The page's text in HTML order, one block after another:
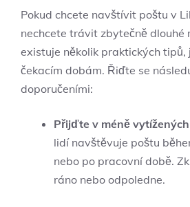
Pokud chcete navštívit poštu v
nechcete trávit zbytečně dlouhé
existuje několik praktických tipů,
čekacím dobám. Řiďte se
doporučeními:
Přijďte v méně
lidí navštěvuje poštu
nebo po pracovní době.
ráno nebo odpoledne.